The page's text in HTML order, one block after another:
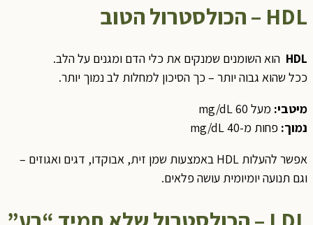
HDL – הכולסטרול הטוב
HDLהוא השומנים שמנקים את כלי הדם ומגנים על הלב.
ככל שהוא גבוה יותר – כך הסיכון למחלות לב נמוך יותר.
מיטבי:מעל 60 mg/dL
נמוך:פחות מ-40 mg/dL
אפשר להעלות HDL באמצעות שמן זית, אבוקדו, דגים ואגוזים –
וגם תנועה יומיומית עושה פלאים.